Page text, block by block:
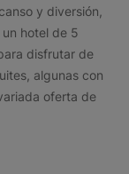
y diversión,
, un hotel de 5
disfrutar de
algunas con
oferta de